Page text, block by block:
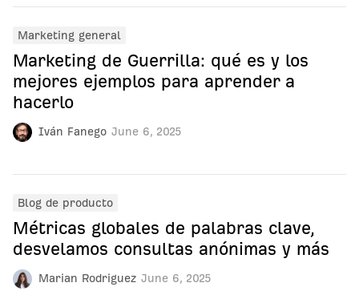
Iván Fanego June 6, 2025
Marketing general
Marketing de Guerrilla: qué es y los
mejores ejemplos para aprender a
hacerlo
Marian Rodriguez June 6, 2025
Blog de producto
Métricas globales de palabras clave,
desvelamos consultas anónimas y más